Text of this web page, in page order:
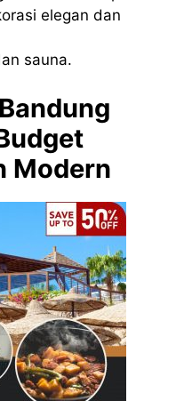
elegan dan
sauna.
Modern